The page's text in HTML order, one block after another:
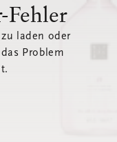
Fehler
laden oder
Problem